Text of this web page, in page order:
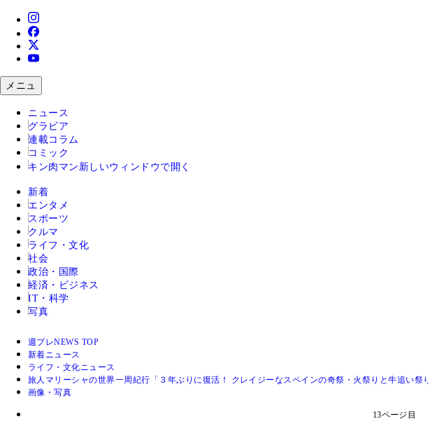
メニュ
ニュース
グラビア
連載コラム
コミック
キン肉マン 新しいウィンドウで開く
新着
エンタメ
スポーツ
クルマ
ライフ・文化
社会
政治・国際
経済・ビジネス
IT・科学
写真
週プレNEWS TOP
新着ニュース
ライフ・文化ニュース
旅人マリーシャの世界一周紀行「３年ぶりに復活！ クレイジーなスペインの奇祭・火祭りと牛追い祭
画像・写真
13ページ目